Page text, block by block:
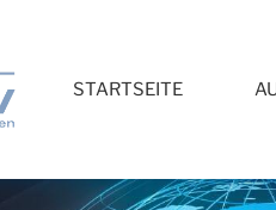
STARTSEITE